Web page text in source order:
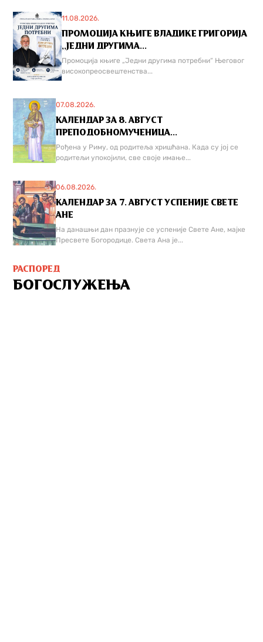
11.08.2026.
ПРОМОЦИЈА КЊИГЕ ВЛАДИКЕ ГРИГОРИЈА
,,ЈЕДНИ ДРУГИМА...
Промоција књиге „Једни другима потребни“ Његовог
високопреосвештенства...
07.08.2026.
КАЛЕНДАР ЗА 8. АВГУСТ
ПРЕПОДОБНОМУЧЕНИЦА...
Рођена у Риму, од родитеља хришћана. Када су јој се
родитељи упокојили, све своје имање...
06.08.2026.
КАЛЕНДАР ЗА 7. АВГУСТ УСПЕНИЈЕ СВЕТЕ
АНЕ
На данашњи дан празнује се успеније Свете Ане, мајке
Пресвете Богородице. Света Ана је...
РАСПОРЕД
БОГОСЛУЖЕЊА